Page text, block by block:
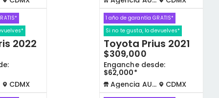
2022
CDMX
1 año de garantía GRATIS*
Si no te gusta, lo devuelves*
Toyota Prius 2021
$309,000
Enganche desde:
$62,000*
Agencia AUTOCOM
CDMX